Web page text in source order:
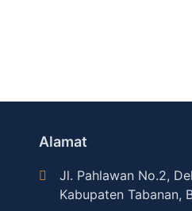
Alamat
Jl. Pahlawan No.2,
Kabupaten Tabanan,